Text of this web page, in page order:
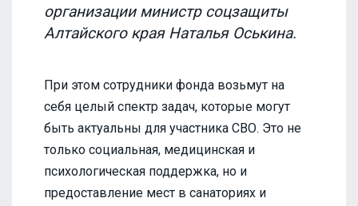
организации министр соцзащиты
Алтайского края Наталья Оськина.
При этом сотрудники фонда возьмут на
себя целый спектр задач, которые могут
быть актуальны для участника СВО. Это не
только социальная, медицинская и
психологическая поддержка, но и
предоставление мест в санаториях и